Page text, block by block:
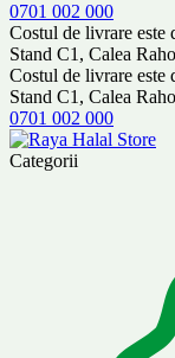
0701 002 000
Costul de livrare este
Stand C1, Calea
Costul de livrare este
Stand C1, Calea
0701 002 000
Categorii